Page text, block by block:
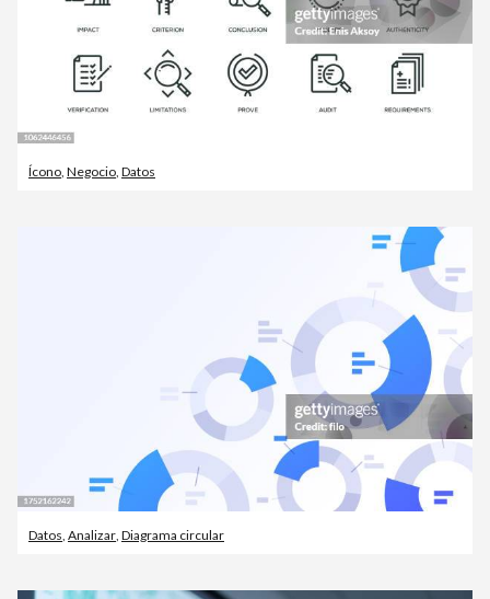
Ícono, Negocio, Datos
Datos Analizar Diagrama circular